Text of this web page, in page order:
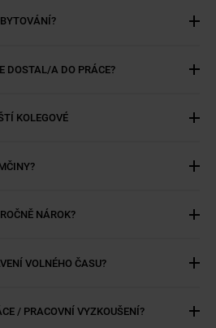
DOSTAL/A DO PRÁCE?
KOLEGOVÉ
NÁROK?
VOLNÉHO ČASU?
/ PRACOVNÍ VYZKOUŠENÍ?